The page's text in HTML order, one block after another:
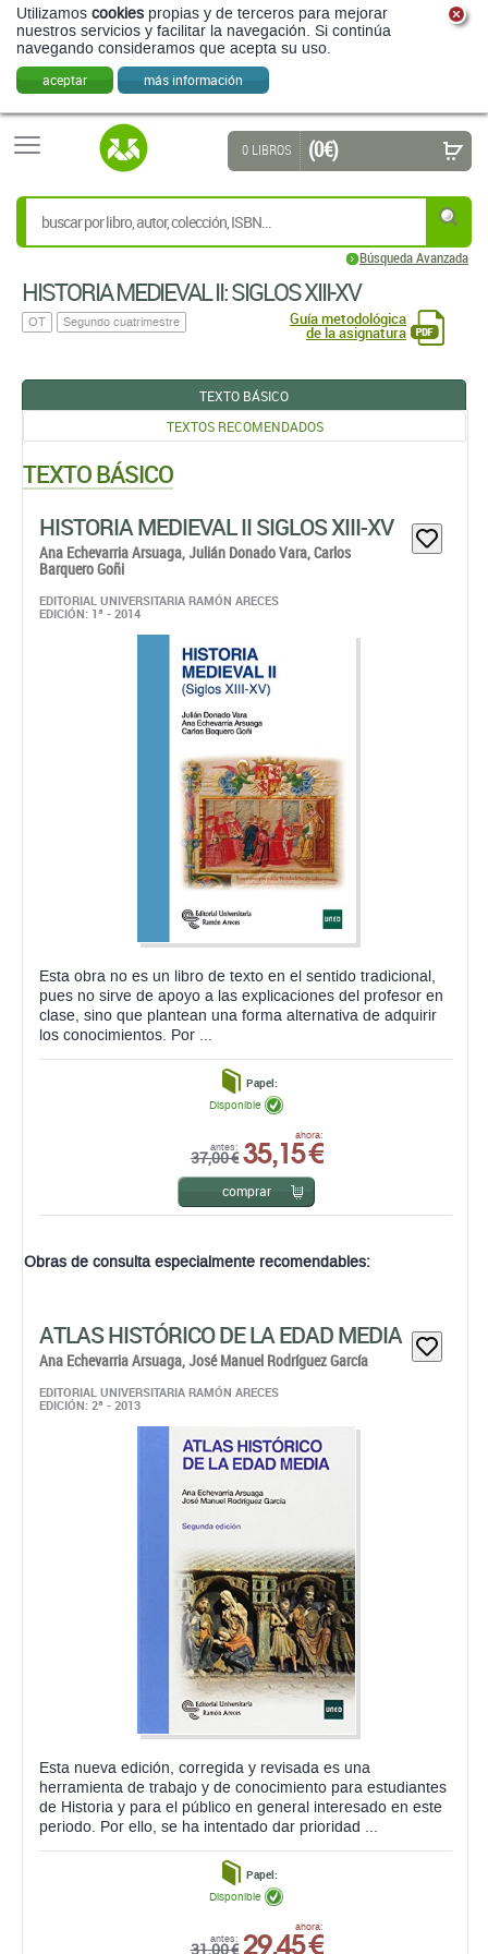
Utilizamos cookies propias y de terceros para mejorar
nuestros servicios y facilitar la navegación. Si continúa
navegando consideramos que acepta su uso.
aceptar más información
Búsqueda Avanzada
0 LIBROS (0 €)
HISTORIA MEDIEVAL II: SIGLOS XIII-XV
OT Segundo cuatrimestre Guía metodológica
de la asignatura
TEXTO BÁSICO
TEXTOS RECOMENDADOS
TEXTO BÁSICO
HISTORIA MEDIEVAL II SIGLOS XIII-XV
Ana Echevarria Arsuaga,Julián Donado Vara,Carlos
Barquero Goñi
EDITORIAL UNIVERSITARIA RAMÓN ARECES
EDICIÓN: 1ª - 2014
Esta obra no es un libro de texto en el sentido tradicional,
pues no sirve de apoyo a las explicaciones del profesor en
clase, sino que plantean una forma alternativa de adquirir
los conocimientos. Por ...
Papel:
antes:
37,00 €
ahora:
35,15 €
Disponible
comprar
Obras de consulta especialmente recomendables:
ATLAS HISTÓRICO DE LA EDAD MEDIA
Ana Echevarria Arsuaga,José Manuel Rodríguez García
EDITORIAL UNIVERSITARIA RAMÓN ARECES
EDICIÓN: 2ª - 2013
Esta nueva edición, corregida y revisada es una
herramienta de trabajo y de conocimiento para estudiantes
de Historia y para el público en general interesado en este
periodo. Por ello, se ha intentado dar prioridad ...
Papel:
antes:
31,00 €
ahora:
29,45 €
Disponible